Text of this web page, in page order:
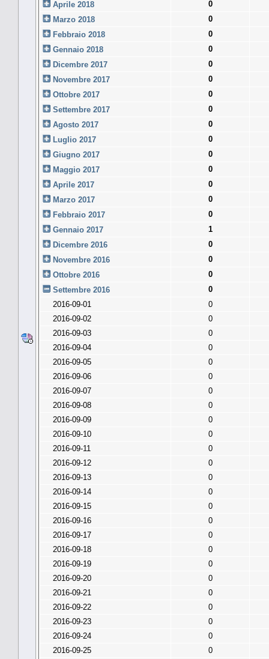
Aprile 2018
0
Marzo 2018
0
Febbraio 2018
0
Gennaio 2018
0
Dicembre 2017
0
Novembre 2017
0
Ottobre 2017
0
Settembre 2017
0
Agosto 2017
0
Luglio 2017
0
Giugno 2017
0
Maggio 2017
0
Aprile 2017
0
Marzo 2017
0
Febbraio 2017
0
Gennaio 2017
1
Dicembre 2016
0
Novembre 2016
0
Ottobre 2016
0
Settembre 2016
0
2016-09-01
0
2016-09-02
0
2016-09-03
0
2016-09-04
0
2016-09-05
0
2016-09-06
0
2016-09-07
0
2016-09-08
0
2016-09-09
0
2016-09-10
0
2016-09-11
0
2016-09-12
0
2016-09-13
0
2016-09-14
0
2016-09-15
0
2016-09-16
0
2016-09-17
0
2016-09-18
0
2016-09-19
0
2016-09-20
0
2016-09-21
0
2016-09-22
0
2016-09-23
0
2016-09-24
0
2016-09-25
0